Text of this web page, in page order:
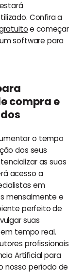
Confira a
e começar
software para
compra e
o tempo
dos seus
as suas
acesso a
em
mensalmente e
perfeito de
suas
tempo real.
profissionais
Artificial para
nosso período de